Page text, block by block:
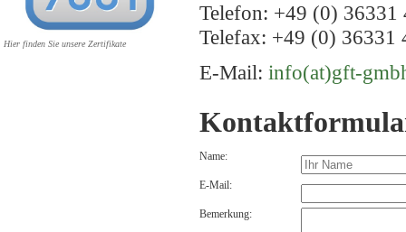
Hier finden Sie unsere Zertifikate
Telefon: +49 (0) 36331
Telefax: +49 (0) 36331
E-Mail: info(at)gft-
Name:
E-Mail:
Bemerkung: